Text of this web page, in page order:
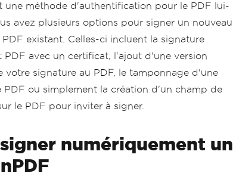
une méthode d'authentification pour le PDF lui-
avez plusieurs options pour signer un nouveau
existant. Celles-ci incluent la signature
avec un certificat, l'ajout d'une version
votre signature au PDF, le tamponnage d'une
PDF ou simplement la création d'un champ de
le PDF pour inviter à signer.
numériquement un